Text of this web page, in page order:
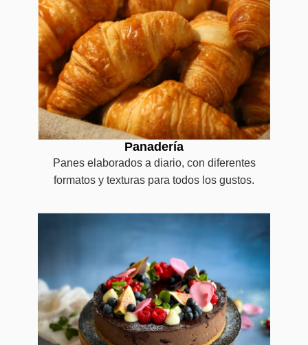
Panadería
Panes elaborados a diario, con diferentes
formatos y texturas para todos los gustos.